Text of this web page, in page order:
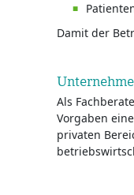
Damit der
Als
Vorgaben
privaten